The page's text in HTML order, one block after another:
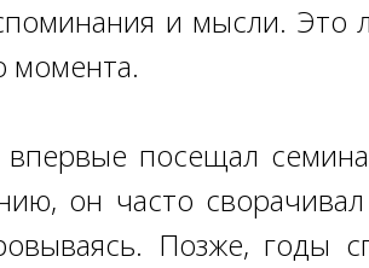
и мысли. Это
момента.
впервые посещал
он часто
Позже, годы